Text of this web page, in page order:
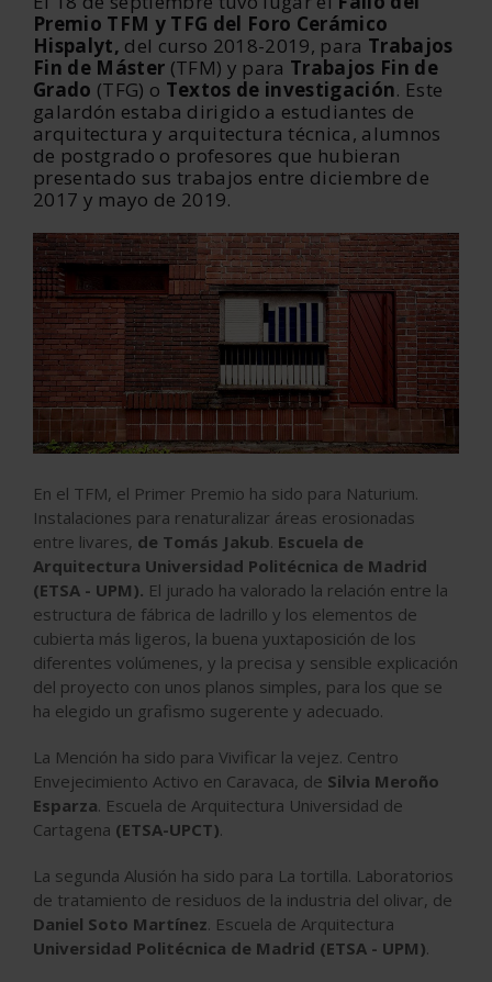
Premio TFM y TFG del Foro Cerámico
Hispalyt, del curso 2018-2019, para Trabajos
Fin de Máster (TFM) y para Trabajos Fin de
Grado (TFG) o Textos de investigación. Este
galardón estaba dirigido a estudiantes de
arquitectura y arquitectura técnica, alumnos
de postgrado o profesores que hubieran
presentado sus trabajos entre diciembre de
2017 y mayo de 2019.
En el TFM, el Primer Premio ha sido para Naturium.
Instalaciones para renaturalizar áreas erosionadas
entre livares, de Tomás Jakub. Escuela de
Arquitectura Universidad Politécnica de Madrid
(ETSA - UPM). El jurado ha valorado la relación entre la
estructura de fábrica de ladrillo y los elementos de
cubierta más ligeros, la buena yuxtaposición de los
diferentes volúmenes, y la precisa y sensible explicación
del proyecto con unos planos simples, para los que se
ha elegido un grafismo sugerente y adecuado.
La Mención ha sido para Vivificar la vejez. Centro
Envejecimiento Activo en Caravaca, de Silvia Meroño
Esparza. Escuela de Arquitectura Universidad de
Cartagena (ETSA-UPCT).
La segunda Alusión ha sido para La tortilla. Laboratorios
de tratamiento de residuos de la industria del olivar, de
Daniel Soto Martínez. Escuela de Arquitectura
Universidad Politécnica de Madrid (ETSA - UPM).